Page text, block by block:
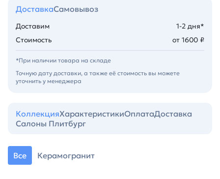
ДоставкаСамовывоз
Доставим
1-2 дня*
Стоимость
от 1600 ₽
*При наличии товара на складе
Точную дату доставки, а также её стоимость вы можете
уточнить у менеджера
КоллекцияХарактеристикиОплатаДоставка
Салоны Плитбург
Все Керамогранит